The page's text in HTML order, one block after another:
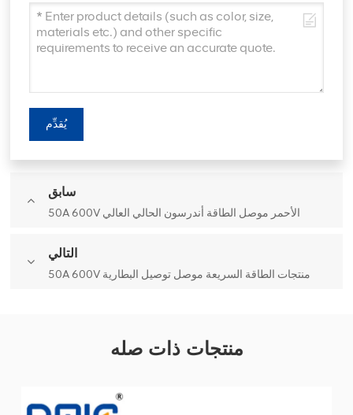
يُقدِّم
سابق
50A 600V الأحمر موصل الطاقة أندرسون الحالي العالي
التالي
50A 600V منتجات الطاقة السريعة موصل توصيل البطارية
منتجات ذات صله